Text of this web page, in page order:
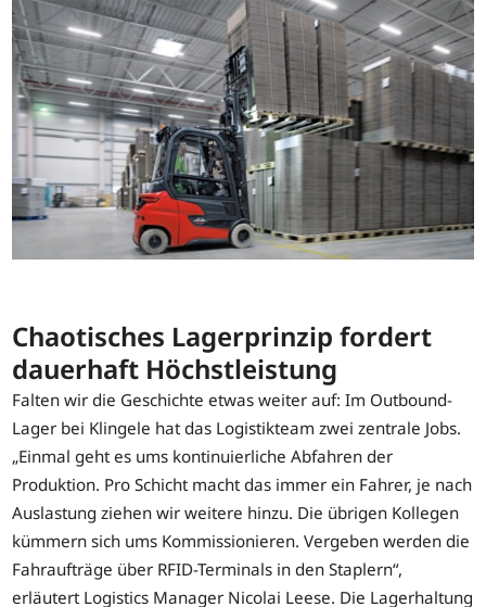
Chaotisches Lagerprinzip fordert
dauerhaft Höchstleistung
Falten wir die Geschichte etwas weiter auf: Im Outbound-
Lager bei Klingele hat das Logistikteam zwei zentrale Jobs.
„Einmal geht es ums kontinuierliche Abfahren der
Produktion. Pro Schicht macht das immer ein Fahrer, je nach
Auslastung ziehen wir weitere hinzu. Die übrigen Kollegen
kümmern sich ums Kommissionieren. Vergeben werden die
Fahraufträge über RFID-Terminals in den Staplern“,
erläutert Logistics Manager Nicolai Leese. Die Lagerhaltung